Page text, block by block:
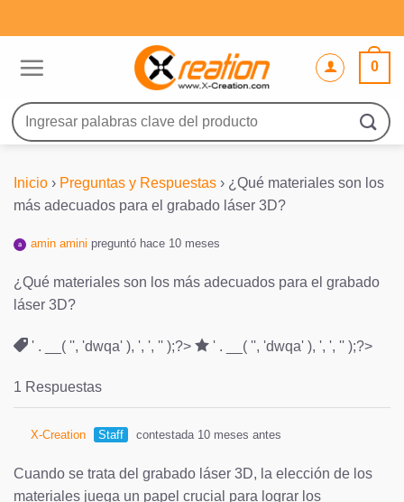
al
0
Buscar
por:
Inicio › Preguntas y Respuestas › ¿Qué materiales son los
más adecuados para el grabado láser 3D?
amin amini preguntó hace 10 meses
¿Qué materiales son los más adecuados para el grabado
láser 3D?
' . __( '', 'dwqa' ), ', ', '' );?> ' . __( '', 'dwqa' ), ', ', '' );?>
1 Respuestas
X-Creation Staff contestada 10 meses antes
Cuando se trata del grabado láser 3D, la elección de los
materiales juega un papel crucial para lograr los